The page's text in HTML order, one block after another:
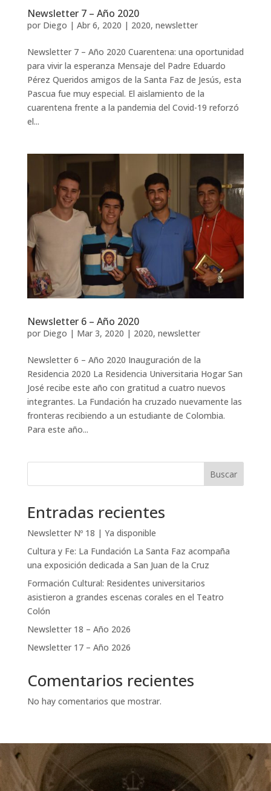
Newsletter 7 – Año 2020
por Diego | Abr 6, 2020 | 2020, newsletter
Newsletter 7 – Año 2020 Cuarentena: una oportunidad
para vivir la esperanza Mensaje del Padre Eduardo
Pérez Queridos amigos de la Santa Faz de Jesús, esta
Pascua fue muy especial. El aislamiento de la
cuarentena frente a la pandemia del Covid-19 reforzó
el...
Newsletter 6 – Año 2020
por Diego | Mar 3, 2020 | 2020, newsletter
Newsletter 6 – Año 2020 Inauguración de la
Residencia 2020 La Residencia Universitaria Hogar San
José recibe este año con gratitud a cuatro nuevos
integrantes. La Fundación ha cruzado nuevamente las
fronteras recibiendo a un estudiante de Colombia.
Para este año...
Buscar
Entradas recientes
Newsletter Nº 18 | Ya disponible
Cultura y Fe: La Fundación La Santa Faz acompaña
una exposición dedicada a San Juan de la Cruz
Formación Cultural: Residentes universitarios
asistieron a grandes escenas corales en el Teatro
Colón
Newsletter 18 – Año 2026
Newsletter 17 – Año 2026
Comentarios recientes
No hay comentarios que mostrar.